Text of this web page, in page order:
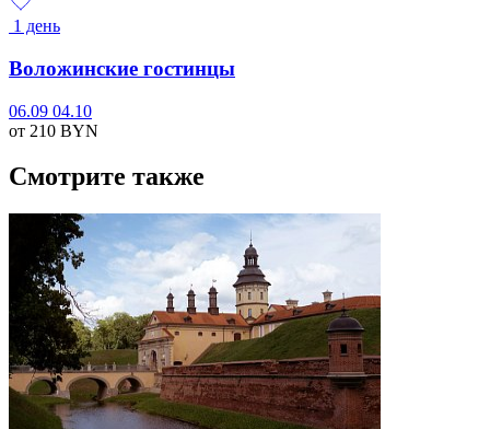
1 день
Воложинские гостинцы
06.09 04.10
от 210 BYN
Смотрите также